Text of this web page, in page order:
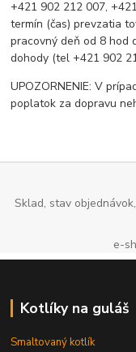
+421 902 212 007,
termín (čas) prevzatia
pracovný deň od 8 hod
dohody (tel +421 902
UPOZORNENIE: V
poplatok za dopravu
Sklad, stav
e-
Kotlíky na guláš
Smaltovaný kotlík